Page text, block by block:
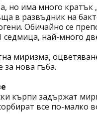
но има много кратък
в развъдник на
Обичайно се
седмица, най-много
миризма,
за нова гъба.
кърпи задържат
все по-малко